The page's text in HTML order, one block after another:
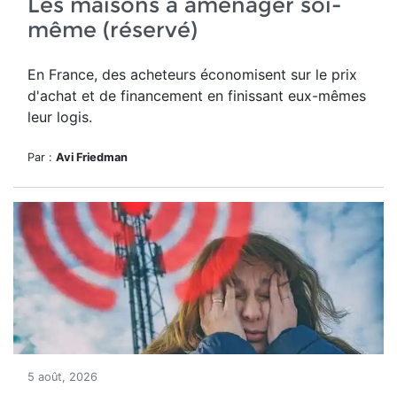
même (réservé)
En France, des acheteurs économisent sur le prix
d'achat et de financement en finissant eux-mêmes
leur logis.
Par : Avi Friedman
5 août, 2026